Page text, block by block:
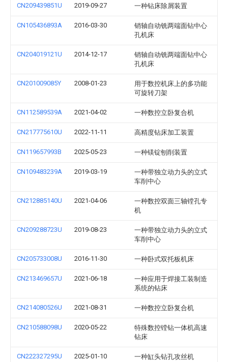
CN209439851U 2019-09-27 一种钻床除屑装置
CN105436893A 2016-03-30
销轴自动铣两端面钻中心
孔机床
CN204019121U 2014-12-17
销轴自动铣两端面钻中心
孔机床
CN201009085Y 2008-01-23
用于数控机床上的多功能
可旋转刀架
CN112589539A 2021-04-02 一种数控立卧复合机
CN217775610U 2022-11-11 高精度钻床加工装置
CN119657993B 2025-05-23 一种镁锭刨削装置
CN109483239A 2019-03-19
一种带独立动力头的立式
车削中心
CN212885140U 2021-04-06
一种数控双面三轴镗孔专
机
CN209288723U 2019-08-23
一种带独立动力头的立式
车削中心
CN205733008U 2016-11-30 一种卧式双托板机床
CN213469657U 2021-06-18
一种应用于焊接工装制造
系统的钻床
CN214080526U 2021-08-31 一种数控立卧复合机
CN210588098U 2020-05-22
特殊数控镗钻一体机高速
钻床
CN222327295U 2025-01-10 一种缸头钻孔攻丝机